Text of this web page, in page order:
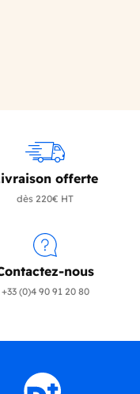
offerte
dès 220€ HT
nous
+33 (0)4 90 91 20 80